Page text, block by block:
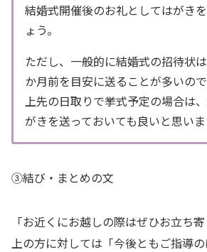
結婚式開催後のお礼としてはがき
ょう。
ただし、一般的に結婚式の招待状
か月前を目安に送ることが多いの
上先の日取りで挙式予定の場合は
がきを送っておいても良いと思いま
③結び・まとめの文
「お近くにお越しの際はぜひお立ち
上の方に対しては「今後ともご指導